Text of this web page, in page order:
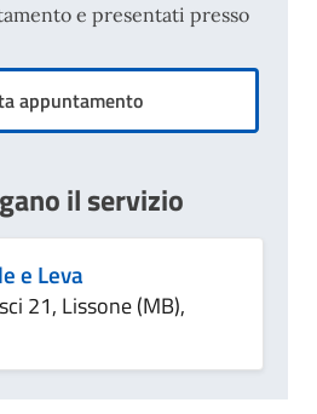
e presentati presso
appuntamento
il servizio
e Leva
21, Lissone (MB),